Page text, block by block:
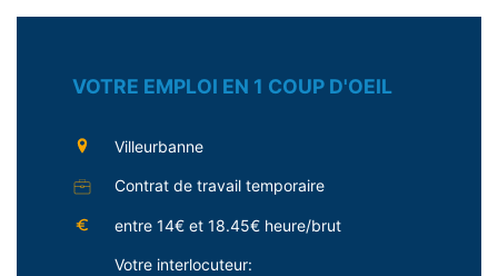
VOTRE EMPLOI EN 1 COUP D'OEIL
Villeurbanne
Contrat de travail temporaire
entre 14€ et 18.45€ heure/brut
Votre interlocuteur: